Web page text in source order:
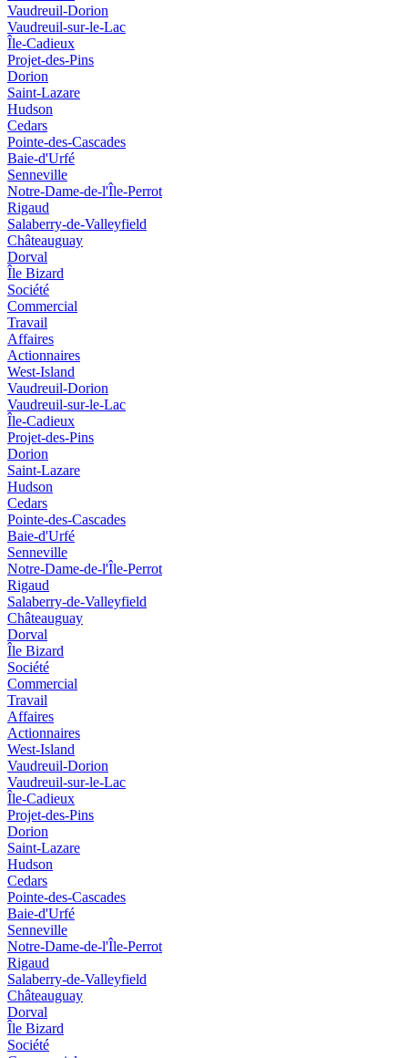
Vaudreuil-Dorion
Vaudreuil-sur-le-Lac
Île-Cadieux
Projet-des-Pins
Dorion
Saint-Lazare
Hudson
Cedars
Pointe-des-Cascades
Baie-d'Urfé
Senneville
Notre-Dame-de-l'Île-Perrot
Rigaud
Salaberry-de-Valleyfield
Châteauguay
Dorval
Île Bizard
Société
Commercial
Travail
Affaires
Actionnaires
West-Island
Vaudreuil-Dorion
Vaudreuil-sur-le-Lac
Île-Cadieux
Projet-des-Pins
Dorion
Saint-Lazare
Hudson
Cedars
Pointe-des-Cascades
Baie-d'Urfé
Senneville
Notre-Dame-de-l'Île-Perrot
Rigaud
Salaberry-de-Valleyfield
Châteauguay
Dorval
Île Bizard
Société
Commercial
Travail
Affaires
Actionnaires
West-Island
Vaudreuil-Dorion
Vaudreuil-sur-le-Lac
Île-Cadieux
Projet-des-Pins
Dorion
Saint-Lazare
Hudson
Cedars
Pointe-des-Cascades
Baie-d'Urfé
Senneville
Notre-Dame-de-l'Île-Perrot
Rigaud
Salaberry-de-Valleyfield
Châteauguay
Dorval
Île Bizard
Société